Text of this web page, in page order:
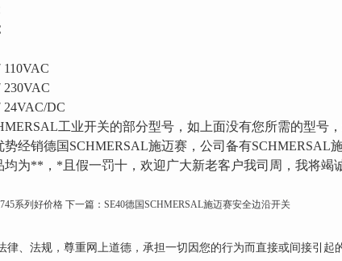
110VAC
230VAC
24VAC/DC
工业开关的部分型号，如上面没有您所需的型号
经销德国SCHMERSAL施迈赛，公司备有SCHMERSAL
为**，*且假一罚十，欢迎广大新老客户我司周，我将竭
系列好价格 下一篇： SE40德国SCHMERSAL施迈赛安全边沿开关
律、法规，尊重网上道德，承担一切因您的行为而直接或间接引起